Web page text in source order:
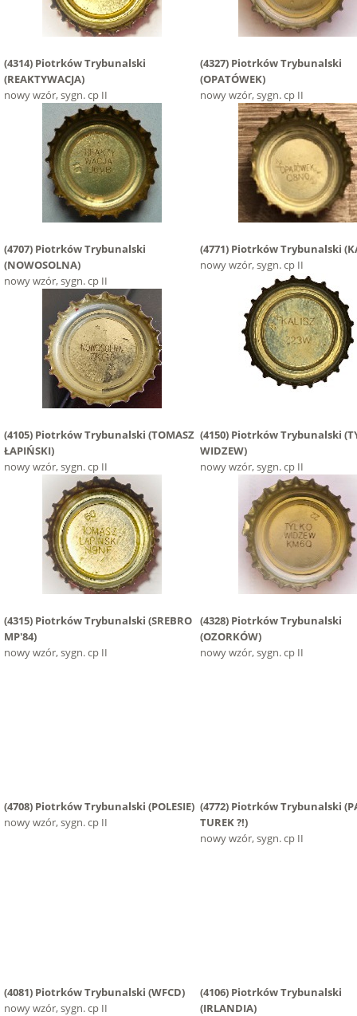
(4314) Piotrków Trybunalski
(REAKTYWACJA)
nowy wzór, sygn. cp II
(4327) Piotrków Trybunalski
(OPATÓWEK)
nowy wzór, sygn. cp II
(4707) Piotrków Trybunalski
(NOWOSOLNA)
nowy wzór, sygn. cp II
(4771) Piotrków Trybunalski
nowy wzór, sygn. cp II
(4105) Piotrków Trybunalski (TOMASZ
ŁAPIŃSKI)
nowy wzór, sygn. cp II
(4150) Piotrków Trybunalski
WIDZEW)
nowy wzór, sygn. cp II
(4315) Piotrków Trybunalski (SREBRO
MP'84)
nowy wzór, sygn. cp II
(4328) Piotrków Trybunalski
(OZORKÓW)
nowy wzór, sygn. cp II
(4708) Piotrków Trybunalski (POLESIE)
nowy wzór, sygn. cp II
(4772) Piotrków Trybunalski
TUREK ?!)
nowy wzór, sygn. cp II
(4081) Piotrków Trybunalski (WFCD)
nowy wzór, sygn. cp II
(4106) Piotrków Trybunalski
(IRLANDIA)